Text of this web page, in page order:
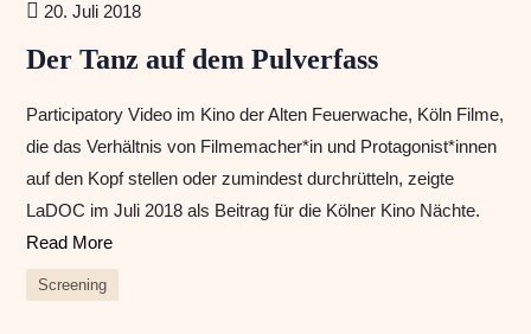
20. Juli 2018
Der Tanz auf dem Pulverfass
Participatory Video im Kino der Alten Feuerwache, Köln Filme,
die das Verhältnis von Filmemacher*in und Protagonist*innen
auf den Kopf stellen oder zumindest durchrütteln, zeigte
LaDOC im Juli 2018 als Beitrag für die Kölner Kino Nächte.
Read More
Screening